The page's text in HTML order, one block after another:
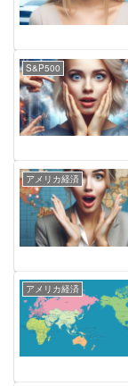
S&P500
アメリカ経済
アメリカ経済